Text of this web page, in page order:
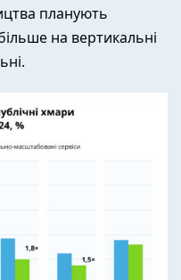
планують
на вертикальні